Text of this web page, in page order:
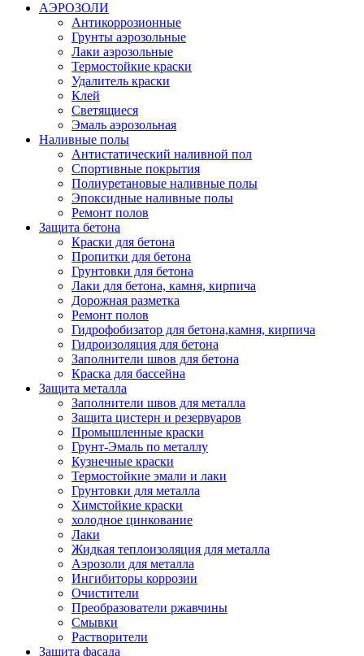
АЭРОЗОЛИ
Антикоррозионные
Грунты аэрозольные
Лаки аэрозольные
Термостойкие краски
Удалитель краски
Клей
Светящиеся
Эмаль аэрозольная
Наливные полы
Антистатический наливной пол
Спортивные покрытия
Полиуретановые наливные полы
Эпоксидные наливные полы
Ремонт полов
Защита бетона
Краски для бетона
Пропитки для бетона
Грунтовки для бетона
Лаки для бетона, камня, кирпича
Дорожная разметка
Ремонт полов
Гидрофобизатор для бетона,камня, кирпича
Гидроизоляция для бетона
Заполнители швов для бетона
Краска для бассейна
Защита металла
Заполнители швов для металла
Защита цистерн и резервуаров
Промышленные краски
Грунт-Эмаль по металлу
Кузнечные краски
Термостойкие эмали и лаки
Грунтовки для металла
Химстойкие краски
холодное цинкование
Лаки
Жидкая теплоизоляция для металла
Аэрозоли для металла
Ингибиторы коррозии
Очистители
Преобразователи ржавчины
Смывки
Растворители
Защита фасада